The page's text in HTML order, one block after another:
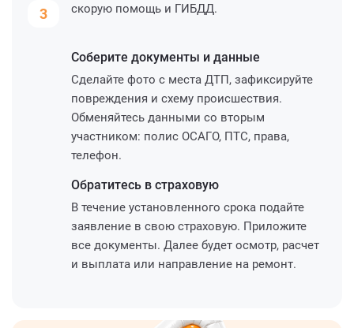
3
скорую помощь и ГИБДД.
Соберите документы и данные
Сделайте фото с места ДТП, зафиксируйте
повреждения и схему происшествия.
Обменяйтесь данными со вторым
участником: полис ОСАГО, ПТС, права,
телефон.
Обратитесь в страховую
В течение установленного срока подайте
заявление в свою страховую. Приложите
все документы. Далее будет осмотр, расчет
и выплата или направление на ремонт.